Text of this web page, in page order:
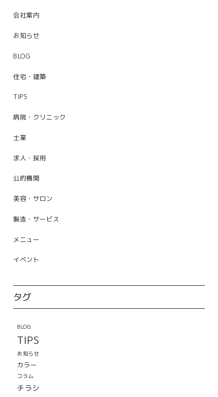
会社案内
お知らせ
BLOG
住宅・建築
TIPS
病院・クリニック
士業
求人・採用
公的機関
美容・サロン
製造・サービス
メニュー
イベント
タグ
BLOG
TIPS
お知らせ
カラー
コラム
チラシ